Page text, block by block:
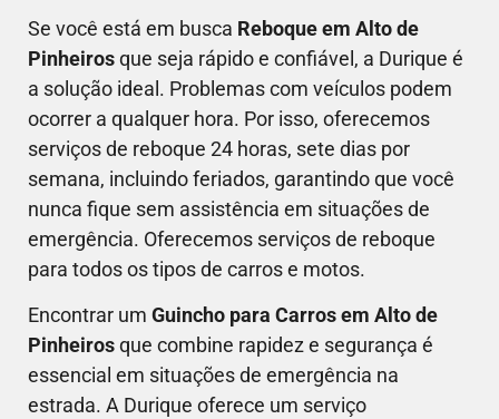
Se você está em busca Reboque em Alto de
Pinheirosque seja rápido e confiável, a Durique é
a solução ideal. Problemas com veículos podem
ocorrer a qualquer hora. Por isso, oferecemos
serviços de reboque 24 horas, sete dias por
semana, incluindo feriados, garantindo que você
nunca fique sem assistência em situações de
emergência. Oferecemos serviços de reboque
para todos os tipos de carros e motos.
Encontrar um Guincho para Carros em Alto de
Pinheirosque combine rapidez e segurança é
essencial em situações de emergência na
estrada. A Durique oferece um serviço